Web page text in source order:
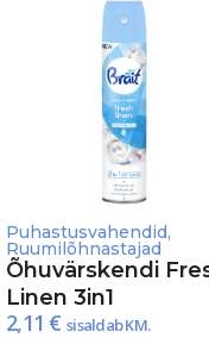
Puhastusvahendid,
Ruumilõhnastajad
Õhuvärskendi
Linen 3in1
2,11 € sisaldab KM.